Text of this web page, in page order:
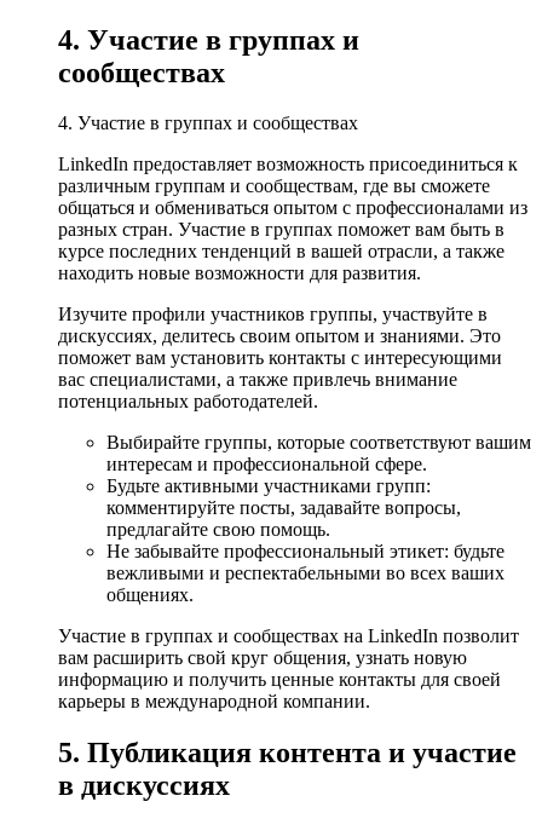
4. Участие в группах и
сообществах
4. Участие в группах и сообществах
LinkedIn предоставляет возможность присоединиться к
различным группам и сообществам, где вы сможете
общаться и обмениваться опытом с профессионалами из
разных стран. Участие в группах поможет вам быть в
курсе последних тенденций в вашей отрасли, а также
находить новые возможности для развития.
Изучите профили участников группы, участвуйте в
дискуссиях, делитесь своим опытом и знаниями. Это
поможет вам установить контакты с интересующими
вас специалистами, а также привлечь внимание
потенциальных работодателей.
Выбирайте группы, которые соответствуют вашим
интересам и профессиональной сфере.
Будьте активными участниками групп:
комментируйте посты, задавайте вопросы,
предлагайте свою помощь.
Не забывайте профессиональный этикет: будьте
вежливыми и респектабельными во всех ваших
общениях.
Участие в группах и сообществах на LinkedIn позволит
вам расширить свой круг общения, узнать новую
информацию и получить ценные контакты для своей
карьеры в международной компании.
5. Публикация контента и участие
в дискуссиях